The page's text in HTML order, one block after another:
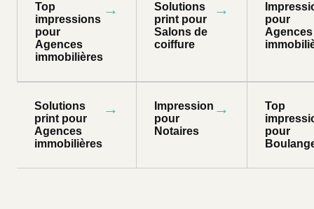
Top
impressions
pour
Agences
immobilières
→
Solutions
print pour
Salons de
coiffure
→
pour
Agences
Solutions
print pour
Agences
immobilières
→
Impression
pour
Notaires
→
Top
pour